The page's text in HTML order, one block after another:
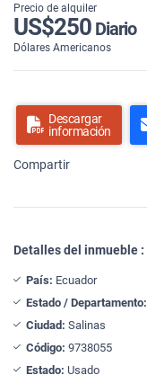
Precio de alquiler
US$250 Diario
Dólares Americanos
Descargar
información
Compartir
Detalles del inmueble :
País: Ecuador
Estado / Departamento:
Ciudad: Salinas
Código: 9738055
Estado: Usado